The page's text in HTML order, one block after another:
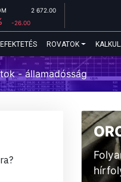
2 672.00
-26.00
ROVATOK
- államadósság